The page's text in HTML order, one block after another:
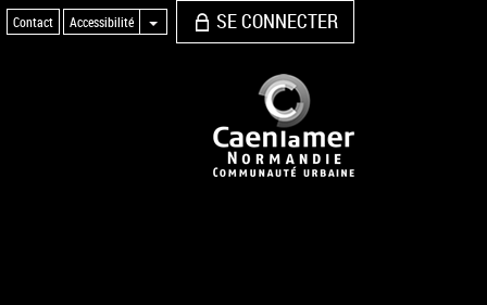
Contact Accessibilité SE CONNECTER